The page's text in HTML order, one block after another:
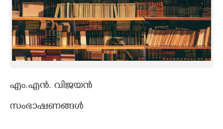
INFO+
ASTRO
CARTOONS
എം.എൻ. വിജയൻ
സംഭാഷണങ്ങൾ